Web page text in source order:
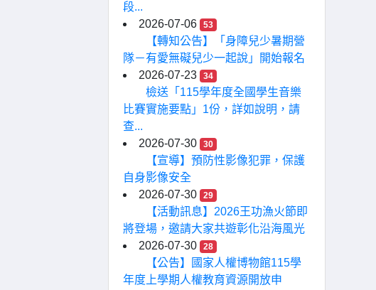
段...
2026-07-06
53
【轉知公告】「身障兒少暑期營
隊－有愛無礙兒少一起說」開始報名
2026-07-23
34
檢送「115學年度全國學生音樂
比賽實施要點」1份，詳如說明，請
查...
2026-07-30
30
【宣導】預防性影像犯罪，保護
自身影像安全
2026-07-30
29
【活動訊息】2026王功漁火節即
將登場，邀請大家共遊彰化沿海風光
2026-07-30
28
【公告】國家人權博物館115學
年度上學期人權教育資源開放申